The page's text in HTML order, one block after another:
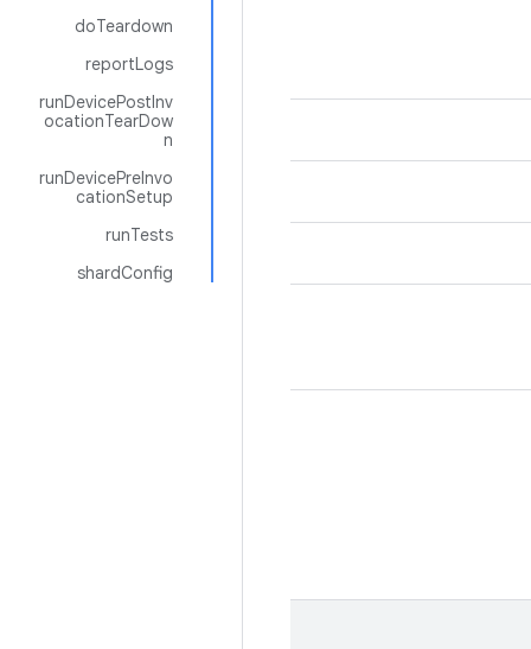
doTeardown
reportLogs
runDevicePostInv
ocationTearDow
n
runDevicePreInvo
cationSetup
runTests
shardConfig